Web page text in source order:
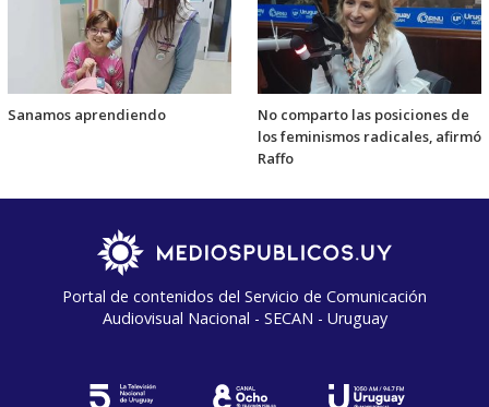
Sanamos aprendiendo
No comparto las posiciones de
los feminismos radicales, afirmó
Raffo
Portal de contenidos del Servicio de Comunicación
Audiovisual Nacional - SECAN - Uruguay